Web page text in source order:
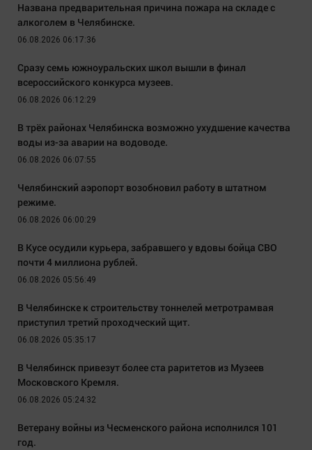
Названа предварительная причина пожара на складе с
алкоголем в Челябинске.
06.08.2026 06:17:36
Сразу семь южноуральских школ вышли в финал
всероссийского конкурса музеев.
06.08.2026 06:12:29
В трёх районах Челябинска возможно ухудшение качества
воды из-за аварии на водоводе.
06.08.2026 06:07:55
Челябинский аэропорт возобновил работу в штатном
режиме.
06.08.2026 06:00:29
В Кусе осудили курьера, забравшего у вдовы бойца СВО
почти 4 миллиона рублей.
06.08.2026 05:56:49
В Челябинске к строительству тоннелей метротрамвая
приступил третий проходческий щит.
06.08.2026 05:35:17
В Челябинск привезут более ста раритетов из Музеев
Московского Кремля.
06.08.2026 05:24:32
Ветерану войны из Чесменского района исполнился 101
год.